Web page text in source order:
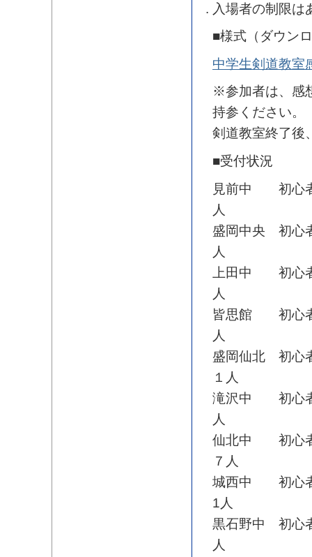
入場者の制限は
■様式（ダウン
中学生剣道教室
※参加者は、感
持参ください。
剣道教室終了後
■受付状況
見前中 初心者
人
盛岡中央 初心
人
上田中 初心者
人
皆思館 初心者
人
盛岡仙北 初心
１人
滝沢中 初心者
人
仙北中 初心者
７人
城西中 初心者
1人
黒石野中 初心
人